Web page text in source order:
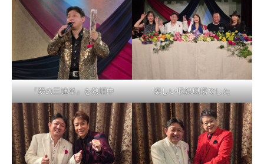
『夢の三連単』を熱唱中 楽しい収録現場でした